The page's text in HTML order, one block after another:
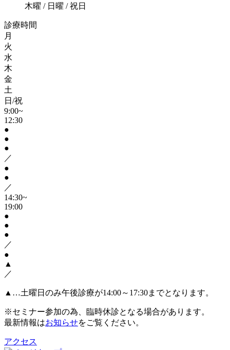
木曜 / 日曜 / 祝日
診療時間
月
火
水
木
金
土
日/祝
9:00~
12:30
●
●
●
／
●
●
／
14:30~
19:00
●
●
●
／
●
▲
／
▲…土曜日のみ午後診療が14:00～17:30までとなります。
※セミナー参加の為、臨時休診となる場合があります。
最新情報はお知らせをご覧ください。
アクセス